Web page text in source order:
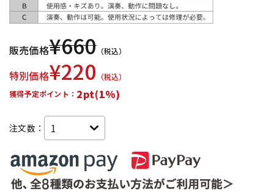
販売価格¥660 （税込）
特別価格¥220 （税込）
獲得予定ポイント： 2pt(1%)
注文数：